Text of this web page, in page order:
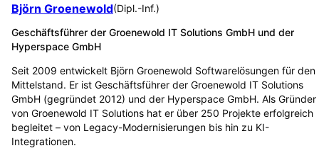
Björn Groenewold(Dipl.-Inf.)
Geschäftsführer der Groenewold IT Solutions GmbH und der
Hyperspace GmbH
Seit 2009 entwickelt Björn Groenewold Softwarelösungen für den
Mittelstand. Er ist Geschäftsführer der Groenewold IT Solutions
GmbH (gegründet 2012) und der Hyperspace GmbH. Als Gründer
von Groenewold IT Solutions hat er über 250 Projekte erfolgreich
begleitet – von Legacy-Modernisierungen bis hin zu KI-
Integrationen.